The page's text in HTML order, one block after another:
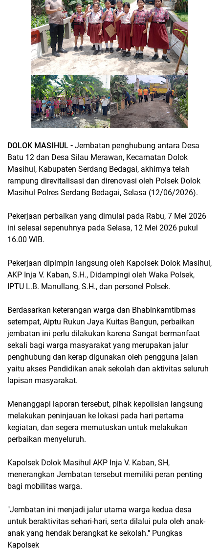
DOLOK MASIHUL - Jembatan penghubung antara Desa
Batu 12 dan Desa Silau Merawan, Kecamatan Dolok
Masihul, Kabupaten Serdang Bedagai, akhirnya telah
rampung direvitalisasi dan direnovasi oleh Polsek Dolok
Masihul Polres Serdang Bedagai, Selasa (12/06/2026).
Pekerjaan perbaikan yang dimulai pada Rabu, 7 Mei 2026
ini selesai sepenuhnya pada Selasa, 12 Mei 2026 pukul
16.00 WIB.
Pekerjaan dipimpin langsung oleh Kapolsek Dolok Masihul,
AKP Inja V. Kaban, S.H., Didampingi oleh Waka Polsek,
IPTU L.B. Manullang, S.H., dan personel Polsek.
Berdasarkan keterangan warga dan Bhabinkamtibmas
setempat, Aiptu Rukun Jaya Kuitas Bangun, perbaikan
jembatan ini perlu dilakukan karena Sangat bermanfaat
sekali bagi warga masyarakat yang merupakan jalur
penghubung dan kerap digunakan oleh pengguna jalan
yaitu akses Pendidikan anak sekolah dan aktivitas seluruh
lapisan masyarakat.
Menanggapi laporan tersebut, pihak kepolisian langsung
melakukan peninjauan ke lokasi pada hari pertama
kegiatan, dan segera memutuskan untuk melakukan
perbaikan menyeluruh.
Kapolsek Dolok Masihul AKP Inja V. Kaban, SH,
menerangkan Jembatan tersebut memiliki peran penting
bagi mobilitas warga.
"Jembatan ini menjadi jalur utama warga kedua desa
untuk beraktivitas sehari-hari, serta dilalui pula oleh anak-
anak yang hendak berangkat ke sekolah." Pungkas
Kapolsek